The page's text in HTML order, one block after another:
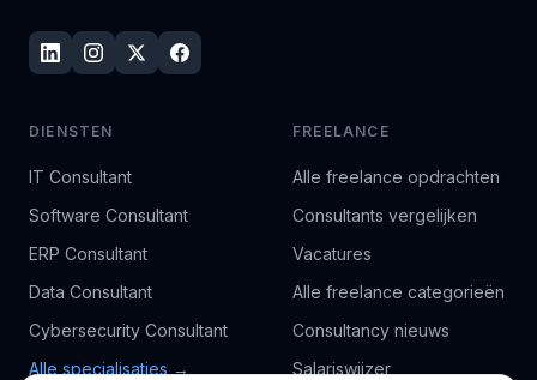
DIENSTEN
IT Consultant
Software Consultant
ERP Consultant
Data Consultant
Cybersecurity Consultant
Alle specialisaties →
FREELANCE
Alle freelance opdrachten
Consultants vergelijken
Vacatures
Alle freelance categorieën
Consultancy nieuws
Salariswijzer